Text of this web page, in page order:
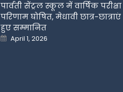
पार्वती सेंट्रल स्कूल में वार्षिक परीक्षा
परिणाम घोषित, मेधावी छात्र-छात्राएं
हुए सम्मानित
Posted
on
April 1, 2026